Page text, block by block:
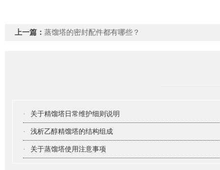
上一篇： 蒸馏塔的密封配件都有哪些？
· 关于精馏塔日常维护细则说明
· 浅析乙醇精馏塔的结构组成
· 关于蒸馏塔使用注意事项